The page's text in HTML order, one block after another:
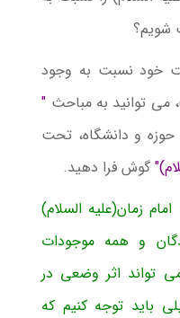
شویم؟
خود نسبت به وجود
می توانید به مباحث "
حوزه و دانشگاه، تحت
گوش فرا دهید.
زمان(علیه السلام)
و همه موجودات
اثر وضعی در
باید توجه کنیم که